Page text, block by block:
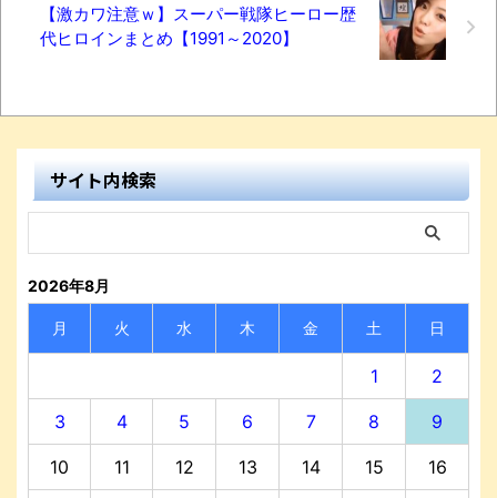
【激カワ注意ｗ】スーパー戦隊ヒーロー歴
代ヒロインまとめ【1991～2020】
サイト内検索
2026年8月
月 火 水 木 金 土 日
1 2
3 4 5 6 7 8 9
10 11 12 13 14 15 16